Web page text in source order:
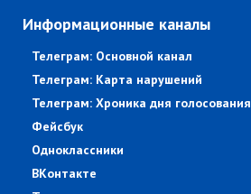
Информационные каналы
Телеграм: Основной канал
Телеграм: Карта нарушений
Телеграм: Хроника дня голосования
Фейсбук
Одноклассники
ВКонтакте